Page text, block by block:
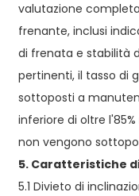
valutazione
frenante, inclusi
di frenata e stabilità
pertinenti, il tasso di
sottoposti a
inferiore di oltre
non vengono
5. Caratteristiche
5.1 Divieto di